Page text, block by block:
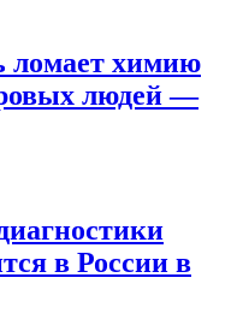
ломает химию
людей —
в России в